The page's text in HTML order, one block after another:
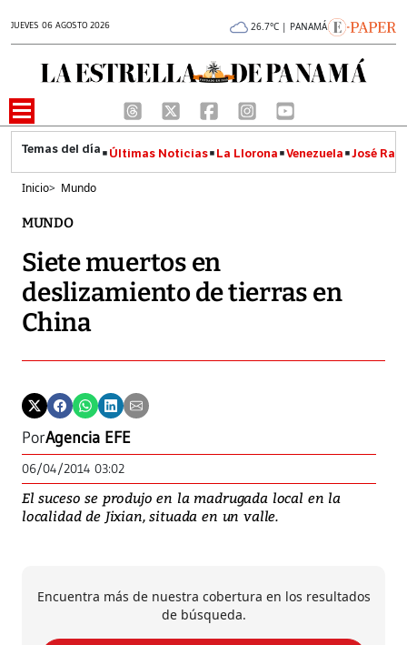
JUEVES 06 AGOSTO 2026 26.7°C | PANAMÁ
Últimas Noticias La Llorona Venezuela José
Inicio> Mundo
MUNDO
Siete muertos en
deslizamiento de tierras en
China
PorAgencia EFE
06/04/2014 03:02
El suceso se produjo en la madrugada local en la
localidad de Jixian, situada en un valle.
Encuentra más de nuestra cobertura en los resultados
de búsqueda.